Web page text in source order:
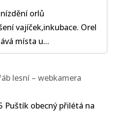
orlů
vajíček,inkubace. Orel
místa u...
lesní – webkamera
Puštík obecný přilétá na